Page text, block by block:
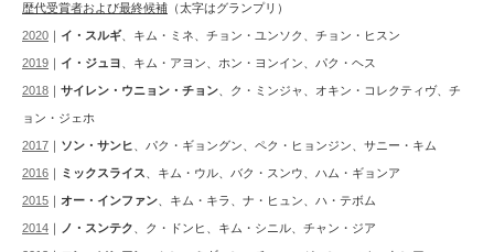
歴代受賞者および最終候補 （太字はグランプリ）
2020 ｜ イ・スルギ、キム・ミネ、チョン・ユンソク、チョン・ヒスン
2019 ｜ イ・ジュヨ 、キム・アヨン、ホン・ヨンイン、パク・ヘス
2018 ｜ サイレン・ウニョン・チョン 、ク・ミンジャ、オキン・コレクティヴ、チ
ョン・ジェホ
2017 ｜ ソン・サンヒ 、パク・ギョングン、ペク・ヒョンジン、サニー・キム
2016 ｜ ミックスライス 、キム・ウル、バク・スンウ、ハム・ギョンア
2015 ｜ オー・インファン 、キム・キラ、ナ・ヒュン、ハ・テボム
2014 ｜ ノ・スンテク 、ク・ドンヒ、キム・シニル、チャン・ジア